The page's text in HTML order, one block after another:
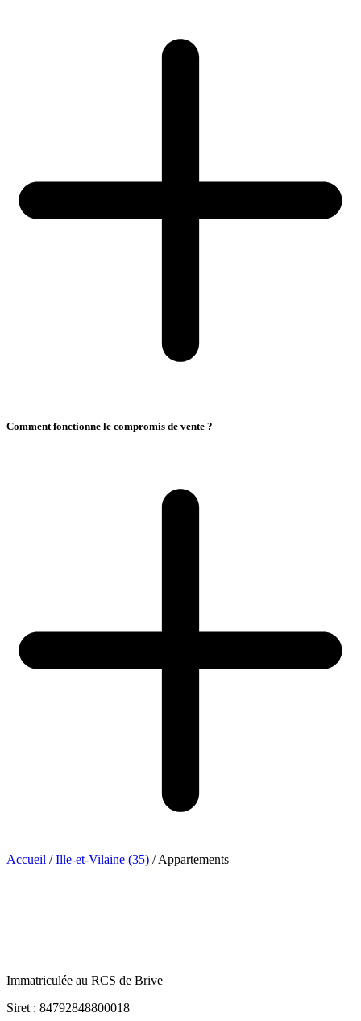
Comment fonctionne le compromis de vente ?
Accueil / Ille-et-Vilaine (35) / Appartements
Immatriculée au RCS de Brive
Siret : 84792848800018